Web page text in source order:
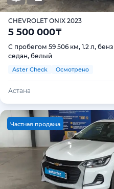
CHEVROLET ONIX 2023
5 500 000₸
С пробегом 59 506 км, 1.2 л,
седан, белый
Aster Check Осмотрено
Астана
Частная продажа